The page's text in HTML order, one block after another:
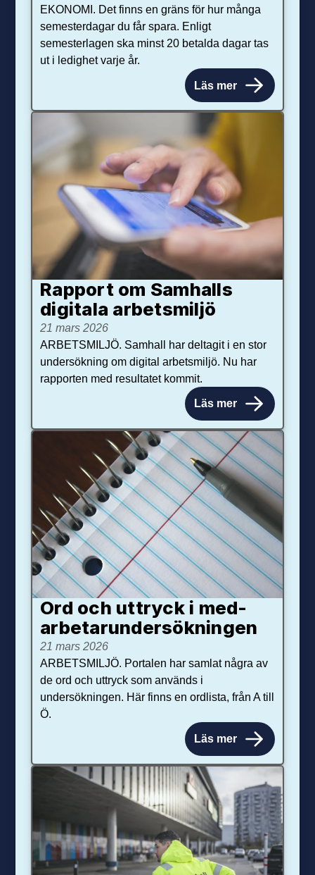
EKONOMI. Det finns en gräns för hur många
semesterdagar du får spara. Enligt
semesterlagen ska minst 20 betalda dagar tas
ut i ledighet varje år.
Läs mer
Rapport om Samhalls
digitala arbetsmiljö
21 mars 2026
ARBETSMILJÖ. Samhall har deltagit i en stor
undersökning om digital arbetsmiljö. Nu har
rapporten med resultatet kommit.
Läs mer
Ord och uttryck i med­­
arbetar­­under­sökningen
21 mars 2026
ARBETSMILJÖ. Portalen har samlat några av
de ord och uttryck som används i
undersökningen. Här finns en ordlista, från A till
Ö.
Läs mer